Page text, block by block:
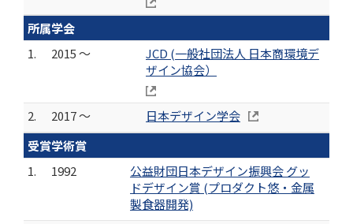
所属学会
1.
2015 ～
JCD (一般社団法人 日本商環境デ
ザイン協会）
2. 2017 ～
日本デザイン学会
受賞学術賞
1.
1992
公益財団日本デザイン振興会 グッ
ドデザイン賞 (プロダクト悠・金属
製食器開発)